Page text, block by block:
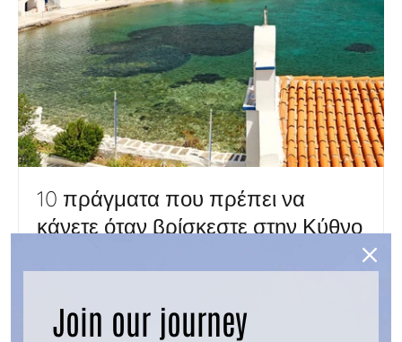
10 πράγματα που πρέπει να
κάνετε όταν βρίσκεστε στην Κύθνο
ατελείωτες επιλογές δραστηριότητας.
Join our journey